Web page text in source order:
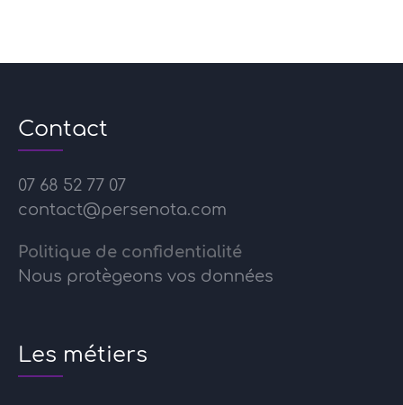
Contact
07 68 52 77 07
contact@persenota.com
Politique de confidentialité
Nous protègeons vos données
Les métiers